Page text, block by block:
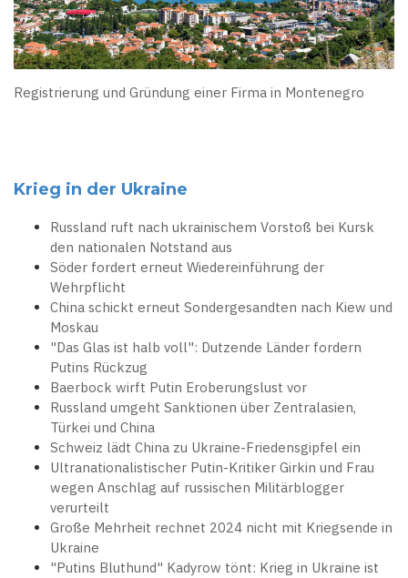
Registrierung und Gründung einer Firma in Montenegro
Krieg in der Ukraine
Russland ruft nach ukrainischem Vorstoß bei Kursk
den nationalen Notstand aus
Söder fordert erneut Wiedereinführung der
Wehrpflicht
China schickt erneut Sondergesandten nach Kiew und
Moskau
"Das Glas ist halb voll": Dutzende Länder fordern
Putins Rückzug
Baerbock wirft Putin Eroberungslust vor
Russland umgeht Sanktionen über Zentralasien,
Türkei und China
Schweiz lädt China zu Ukraine-Friedensgipfel ein
Ultranationalistischer Putin-Kritiker Girkin und Frau
wegen Anschlag auf russischen Militärblogger
verurteilt
Große Mehrheit rechnet 2024 nicht mit Kriegsende in
Ukraine
"Putins Bluthund" Kadyrow tönt: Krieg in Ukraine ist